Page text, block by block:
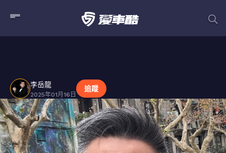
貼文
李岳龍
2025年01月16日
追蹤